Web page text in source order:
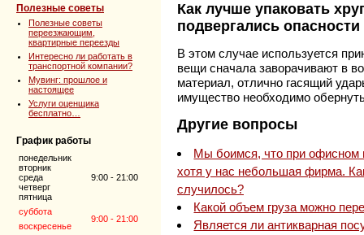
Полезные советы
Полезные советы
переезжающим,
квартирные переезды
Интересно ли работать в
транспортной компании?
Мувинг: прошлое и
настоящее
Услуги оценщика
бесплатно…
График работы
понедельник
вторник
среда
четверг
пятница
9:00 - 21:00
суббота
9:00 - 21:00
воскресенье
Как лучше упаковать
подвергались
В этом случае используется
вещи сначала заворачивают в
материал, отлично гасящий
имущество необходимо
Другие вопросы
Мы боимся, что при офисном
хотя у нас небольшая фирма.
случилось?
Какой объем груза можно
Является ли антикварная